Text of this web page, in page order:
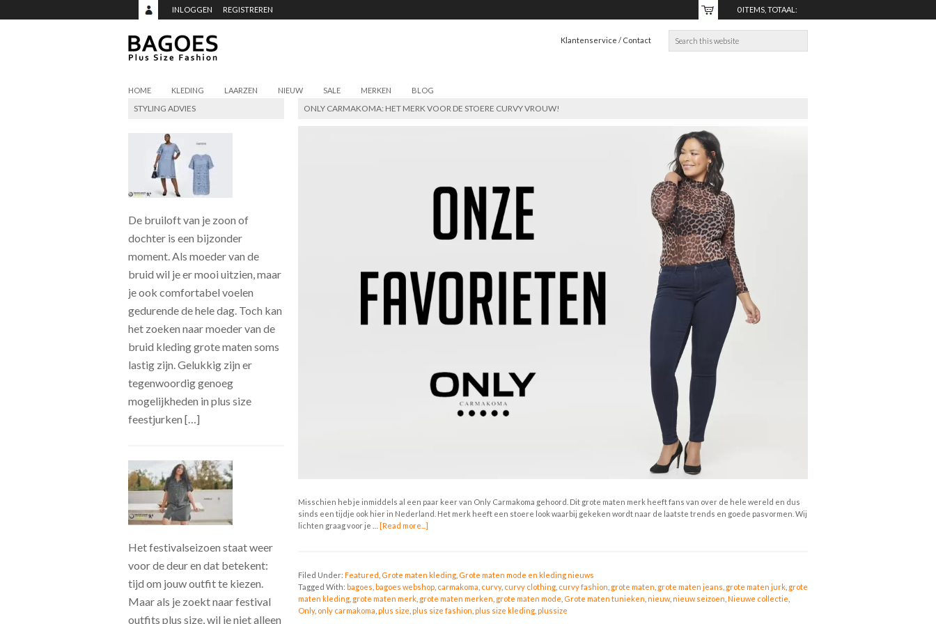
INLOGGEN REGISTREREN 0 ITEMS, TOTAAL:
€0,00
Klantenservice / Contact
HOME KLEDING LAARZEN NIEUW SALE MERKEN BLOG
ONLY CARMAKOMA: HET MERK VOOR DE STOERE CURVY VROUW!
Misschien heb je inmiddels al een paar keer van Only Carmakoma gehoord. Dit grote maten merk heeft fans van over de hele wereld en dus
sinds een tijdje ook hier in Nederland. Het merk heeft een stoere look waarbij gekeken wordt naar de laatste trends en goede pasvormen. Wij
lichten graag voor je … [Read more...]
Filed Under: Featured Grote maten kleding Grote maten mode en kleding nieuws
Tagged With: bagoes bagoes webshop carmakoma curvy, curvy clothing curvy fashion grote maten grote maten jeans grote maten jurk grote
maten kleding grote maten merk grote maten merken grote maten mode Grote maten tunieken nieuw, nieuw seizoen Nieuwe collectie
Only, only carmakoma plus size plus size fashion plus size kleding plussize
STYLING ADVIES
De bruiloft van je zoon of
dochter is een bijzonder
moment. Als moeder van de
bruid wil je er mooi uitzien, maar
je ook comfortabel voelen
gedurende de hele dag. Toch kan
het zoeken naar moeder van de
bruid kleding grote maten soms
lastig zijn. Gelukkig zijn er
tegenwoordig genoeg
mogelijkheden in plus size
feestjurken […]
Het festivalseizoen staat weer
voor de deur en dat betekent:
tijd om jouw outfit te kiezen.
Maar als je zoekt naar festival
outfits plus size, wil je niet alleen